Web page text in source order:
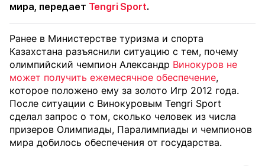
мира, передает Tengri Sport.
Ранее в Министерстве туризма и спорта
Казахстана разъяснили ситуацию с тем, почему
олимпийский чемпион Александр Винокуров не
может получить ежемесячное обеспечение,
которое положено ему за золото Игр 2012 года.
После ситуации с Винокуровым Tengri Sport
сделал запрос о том, сколько человек из числа
призеров Олимпиады, Паралимпиады и чемпионов
мира добилось обеспечения от государства.